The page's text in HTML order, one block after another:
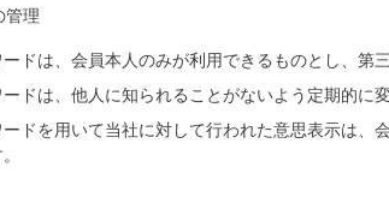
管理
ドは、会員本人のみが利用できるものとし、第
ドは、他人に知られることがないよう定期的に
ドを用いて当社に対して行われた意思表示は、